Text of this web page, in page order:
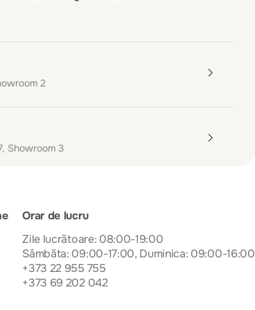
2
Showroom 3
Orar de lucru
Zile lucrătoare: 08:00-19:00
Sâmbăta: 09:00-17:00, Duminica: 09:00-16:00
+373 22 955 755
+373 69 202 042